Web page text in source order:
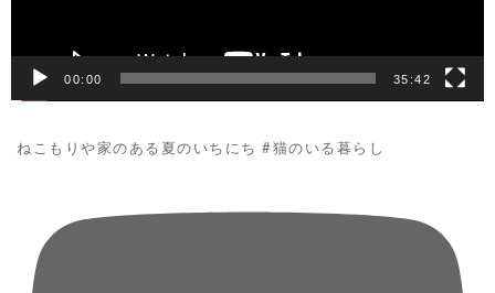
00:00 35:42
ねこもりや家のある夏のいちにち #猫のいる暮らし